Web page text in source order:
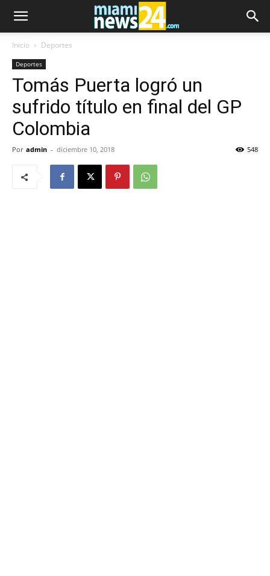
Inicio Deportes
Deportes
Tomás Puerta logró un
sufrido título en final del GP
Colombia
Por admin - diciembre 10, 2018 548